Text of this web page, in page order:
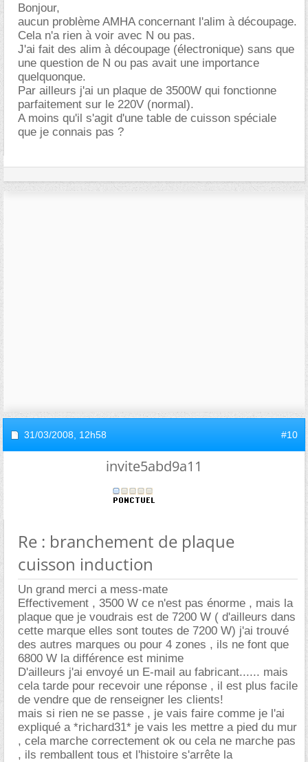
Bonjour,
aucun problème AMHA concernant l'alim à découpage.
Cela n'a rien à voir avec N ou pas.
J'ai fait des alim à découpage (électronique) sans que
une question de N ou pas avait une importance
quelquonque.
Par ailleurs j'ai un plaque de 3500W qui fonctionne
parfaitement sur le 220V (normal).
A moins qu'il s'agit d'une table de cuisson spéciale
que je connais pas ?
31/03/2008, 12h58 #10
invite5abd9a11
Re : branchement de plaque
cuisson induction
Un grand merci a mess-mate
Effectivement , 3500 W ce n'est pas énorme , mais la
plaque que je voudrais est de 7200 W ( d'ailleurs dans
cette marque elles sont toutes de 7200 W) j'ai trouvé
des autres marques ou pour 4 zones , ils ne font que
6800 W la différence est minime
D'ailleurs j'ai envoyé un E-mail au fabricant...... mais
cela tarde pour recevoir une réponse , il est plus facile
de vendre que de renseigner les clients!
mais si rien ne se passe , je vais faire comme je l'ai
expliqué a *richard31* je vais les mettre a pied du mur
, cela marche correctement ok ou cela ne marche pas
, ils remballent tous et l'histoire s'arrête la